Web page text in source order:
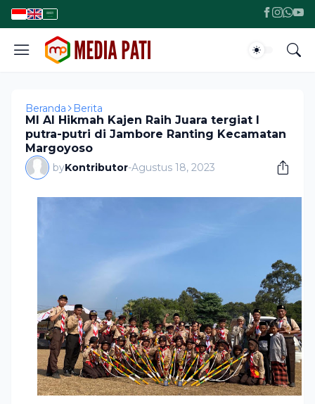
Beranda Berita
MI Al Hikmah Kajen Raih Juara tergiat I
putra-putri di Jambore Ranting Kecamatan
Margoyoso
byKontributor-Agustus 18, 2023